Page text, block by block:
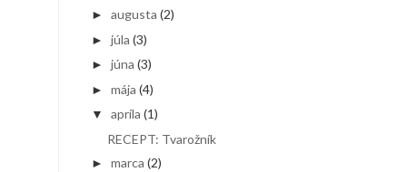
► augusta (2)
► júla (3)
► júna (3)
► mája (4)
▼ apríla (1)
RECEPT: Tvarožník
► marca (2)